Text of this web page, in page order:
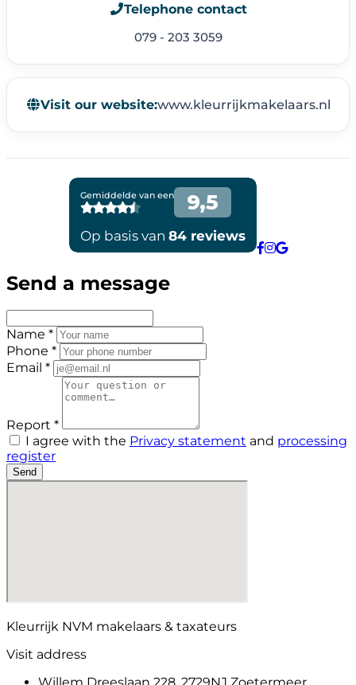
Telephone contact
079 - 203 3059
Visit our website:www.kleurrijkmakelaars.nl
Send a message
Name *
Phone *
Email *
Report *
I agree with the Privacy statement and processing
register
Send
Kleurrijk NVM makelaars & taxateurs
Visit address